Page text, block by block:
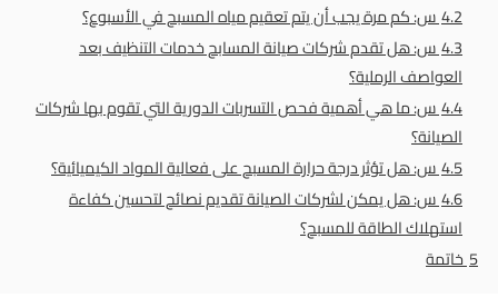
4.2س: كم مرة يجب أن يتم تعقيم مياه المسبح في الأسبوع؟
4.3س: هل تقدم شركات صيانة المسابح خدمات التنظيف بعد
العواصف الرملية؟
4.4س: ما هي أهمية فحص التسربات الدورية التي تقوم بها شركات
الصيانة؟
4.5س: هل تؤثر درجة حرارة المسبح على فعالية المواد الكيميائية؟
4.6س: هل يمكن لشركات الصيانة تقديم نصائح لتحسين كفاءة
استهلاك الطاقة للمسبح؟
5خاتمة